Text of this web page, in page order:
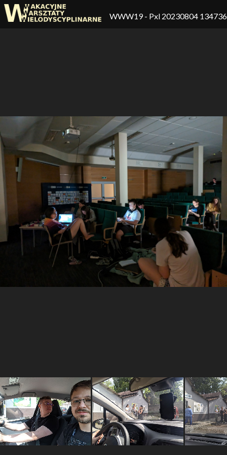
WWW19- Pxl 20230804